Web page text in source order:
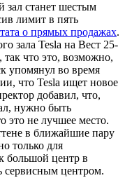
зал станет шестым
лимит в пять
о прямых продажах.
зала Tesla на Вест 25-
что это, возможно,
упомянул во время
что Tesla ищет новое
добавил, что,
нужно быть
это не лучшее место.
в ближайшие пару
только для
большой центр в
сервисным центром.